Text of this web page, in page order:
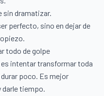
sin dramatizar.
perfecto, sino en dejar de
todo de golpe
intentar transformar toda
poco. Es mejor
darle tiempo.